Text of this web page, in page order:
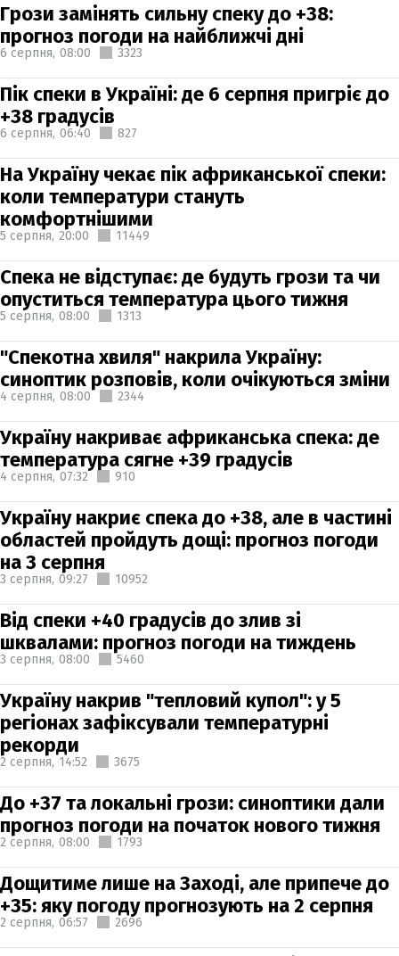
Грози замінять сильну спеку до +38:
прогноз погоди на найближчі дні
6 серпня, 08:00 3323
Пік спеки в Україні: де 6 серпня пригріє до
+38 градусів
6 серпня, 06:40 827
На Україну чекає пік африканської спеки:
коли температури стануть
комфортнішими
5 серпня, 20:00 11449
Спека не відступає: де будуть грози та чи
опуститься температура цього тижня
5 серпня, 08:00 1313
"Спекотна хвиля" накрила Україну:
синоптик розповів, коли очікуються зміни
4 серпня, 08:00 2344
Україну накриває африканська спека: де
температура сягне +39 градусів
4 серпня, 07:32 910
Україну накриє спека до +38, але в частині
областей пройдуть дощі: прогноз погоди
на 3 серпня
3 серпня, 09:27 10952
Від спеки +40 градусів до злив зі
шквалами: прогноз погоди на тиждень
3 серпня, 08:00 5460
Україну накрив "тепловий купол": у 5
регіонах зафіксували температурні
рекорди
2 серпня, 14:52 3675
До +37 та локальні грози: синоптики дали
прогноз погоди на початок нового тижня
2 серпня, 08:00 1793
Дощитиме лише на Заході, але припече до
+35: яку погоду прогнозують на 2 серпня
2 серпня, 06:57 2696